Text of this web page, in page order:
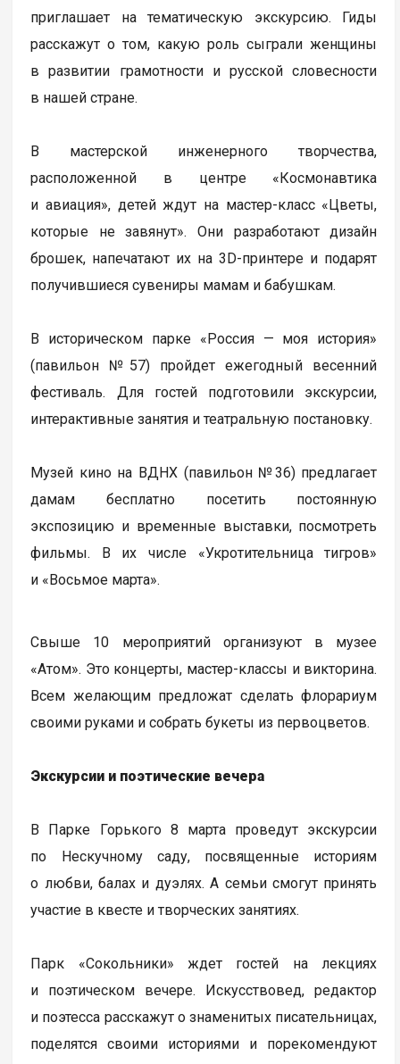
приглашает на тематическую экскурсию. Гиды
расскажут о том, какую роль сыграли женщины
в развитии грамотности и русской словесности
в нашей стране.
В мастерской инженерного творчества,
расположенной в центре «Космонавтика
и авиация», детей ждут на мастер-класс «Цветы,
которые не завянут». Они разработают дизайн
брошек, напечатают их на 3D-принтере и подарят
получившиеся сувениры мамам и бабушкам.
В историческом парке «Россия — моя история»
(павильон №57) пройдет ежегодный весенний
фестиваль. Для гостей подготовили экскурсии,
интерактивные занятия и театральную постановку.
Музей кино на ВДНХ (павильон №36) предлагает
дамам бесплатно посетить постоянную
экспозицию и временные выставки, посмотреть
фильмы. В их числе «Укротительница тигров»
и «Восьмое марта».
Свыше 10 мероприятий организуют в музее
«Атом». Это концерты, мастер-классы и викторина.
Всем желающим предложат сделать флорариум
своими руками и собрать букеты из первоцветов.
Экскурсии и поэтические вечера
В Парке Горького 8 марта проведут экскурсии
по Нескучному саду, посвященные историям
о любви, балах и дуэлях. А семьи смогут принять
участие в квесте и творческих занятиях.
Парк «Сокольники» ждет гостей на лекциях
и поэтическом вечере. Искусствовед, редактор
и поэтесса расскажут о знаменитых писательницах,
поделятся своими историями и порекомендуют